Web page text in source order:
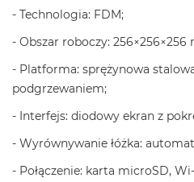
- Technologia: FDM;
- Obszar roboczy: 256×256×256
- Platforma: sprężynowa
podgrzewaniem;
- Interfejs: diodowy ekran z
- Wyrównywanie łóżka:
- Połączenie: karta microSD,